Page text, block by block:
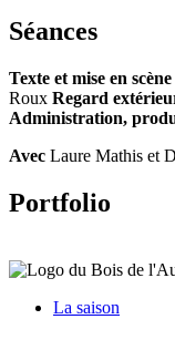
Séances
Texte et mise en scène
Roux Regard
Administration,
Avec Laure Mathis et
Portfolio
La saison